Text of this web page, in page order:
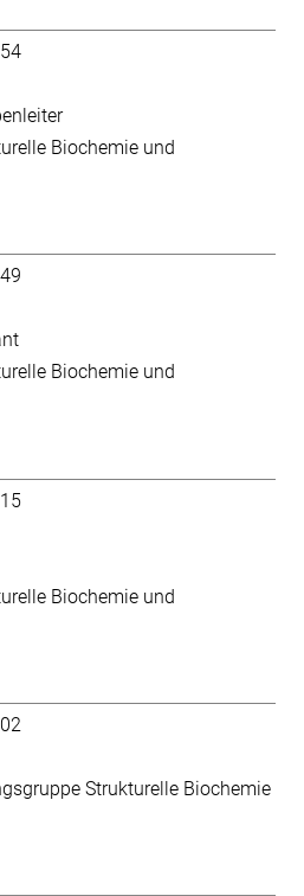
Biochemie und
Biochemie und
Biochemie und
Strukturelle Biochemie